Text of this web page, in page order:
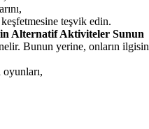
teşvik edin.
Alternatif Aktiviteler Sunun
Bunun yerine, onların